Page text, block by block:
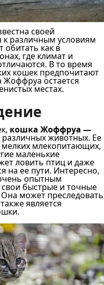
своей
к различным условиям
как в
где климат и
В то время
кошек предпочитают
Жоффруа остается
местах.
кошка Жоффруа —
различных животных. Ее
млекопитающих,
маленькие
ловить птиц и даже
на ее пути. Интересно,
опытным
свои быстрые и точные
может преследовать
является